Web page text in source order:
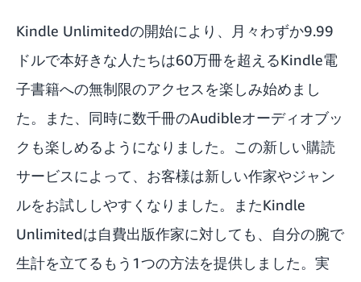
Kindle Unlimitedの開始により、月々わずか9.99
ドルで本好きな人たちは60万冊を超えるKindle電
子書籍への無制限のアクセスを楽しみ始めまし
た。また、同時に数千冊のAudibleオーディオブッ
クも楽しめるようになりました。この新しい購読
サービスによって、お客様は新しい作家やジャン
ルをお試ししやすくなりました。またKindle
Unlimitedは自費出版作家に対しても、自分の腕で
生計を立てるもう1つの方法を提供しました。実